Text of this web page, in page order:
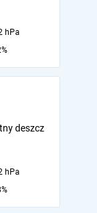
hPa
deszcz
hPa